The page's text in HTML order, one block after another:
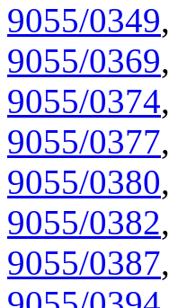
9055/0349,
9055/0369,
9055/0374,
9055/0377,
9055/0380,
9055/0382,
9055/0387,